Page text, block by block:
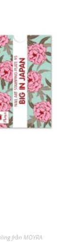
från MOYRA